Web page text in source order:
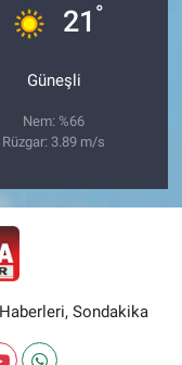
21 °
Güneşli
Nem: %66
Rüzgar: 3.89 m/s
Sondakika